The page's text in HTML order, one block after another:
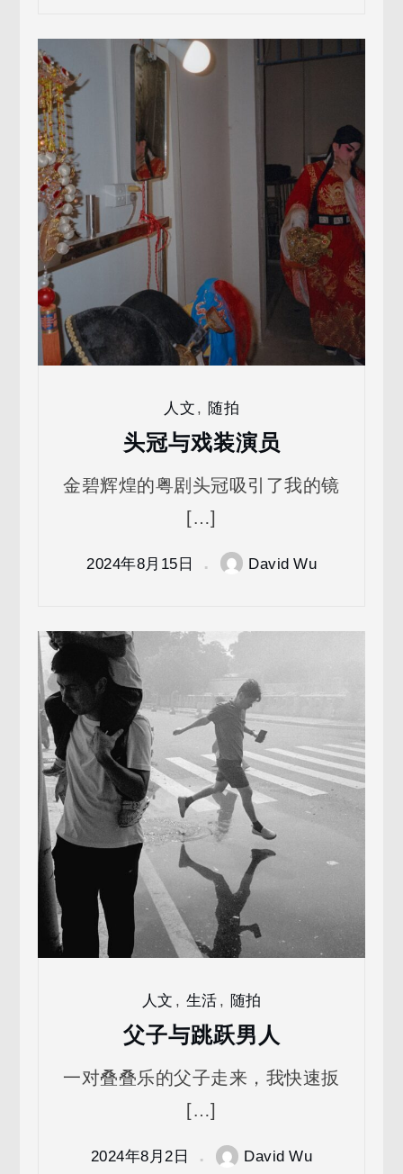
人文, 随拍
头冠与戏装演员
金碧辉煌的粤剧头冠吸引了我的镜
[…]
2024年8月15日 David Wu
人文 , 生活, 随拍
父子与跳跃男人
一对叠叠乐的父子走来，我快速扳
[…]
2024年8月2日 David Wu